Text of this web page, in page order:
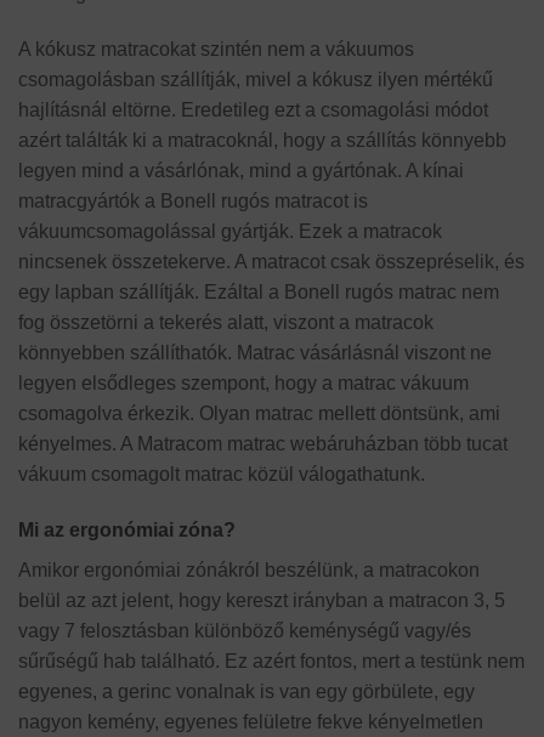
A kókusz matracokat szintén nem a vákuumos
csomagolásban szállítják, mivel a kókusz ilyen mértékű
hajlításnál eltörne. Eredetileg ezt a csomagolási módot
azért találták ki a matracoknál, hogy a szállítás könnyebb
legyen mind a vásárlónak, mind a gyártónak. A kínai
matracgyártók a Bonell rugós matracot is
vákuumcsomagolással gyártják. Ezek a matracok
nincsenek összetekerve. A matracot csak összepréselik, és
egy lapban szállítják. Ezáltal a Bonell rugós matrac nem
fog összetörni a tekerés alatt, viszont a matracok
könnyebben szállíthatók. Matrac vásárlásnál viszont ne
legyen elsődleges szempont, hogy a matrac vákuum
csomagolva érkezik. Olyan matrac mellett döntsünk, ami
kényelmes. A Matracom matrac webáruházban több tucat
vákuum csomagolt matrac közül válogathatunk.
Mi az ergonómiai zóna?
Amikor ergonómiai zónákról beszélünk, a matracokon
belül az azt jelent, hogy kereszt irányban a matracon 3, 5
vagy 7 felosztásban különböző keménységű vagy/és
sűrűségű hab található. Ez azért fontos, mert a testünk nem
egyenes, a gerinc vonalnak is van egy görbülete, egy
nagyon kemény, egyenes felületre fekve kényelmetlen